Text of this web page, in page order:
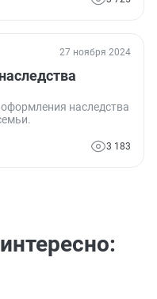
27 ноября 2024
наследства
3 183